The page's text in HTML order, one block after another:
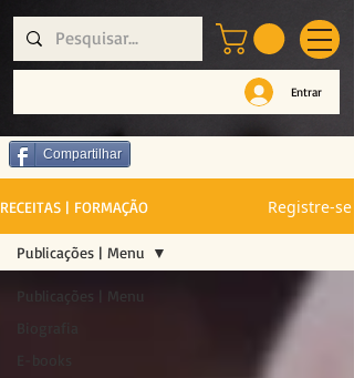
Entrar
Compartilhar
RECEITAS | FORMAÇÃO Registre-se
Publicações | Menu
Publicações | Menu